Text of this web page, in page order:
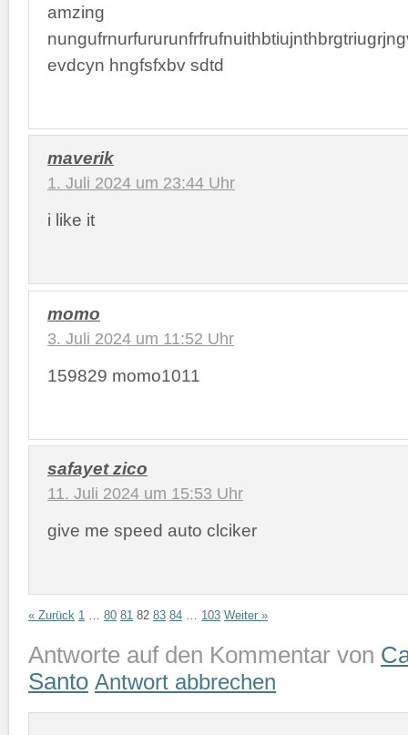
amzing
evdcyn hngfsfxbv sdtd
maverik
1. Juli 2024 um 23:44 Uhr
i like it
momo
3. Juli 2024 um 11:52 Uhr
159829 momo1011
safayet zico
11. Juli 2024 um 15:53 Uhr
give me speed auto clciker
« Zurück 1 … 80 81 82 83 84 … 103 Weiter »
Antworte auf den Kommentar von
Santo Antwort abbrechen